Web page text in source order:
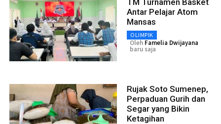
Antar Pelajar Atom
Mansas
OLIMPIK
Oleh Famelia Dwijayana
baru saja
Rujak Soto Sumenep,
Perpaduan Gurih dan
Segar yang Bikin
Ketagihan